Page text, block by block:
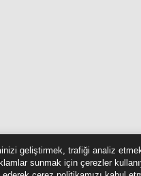
geliştirmek, trafiği analiz
sunmak için çerezler